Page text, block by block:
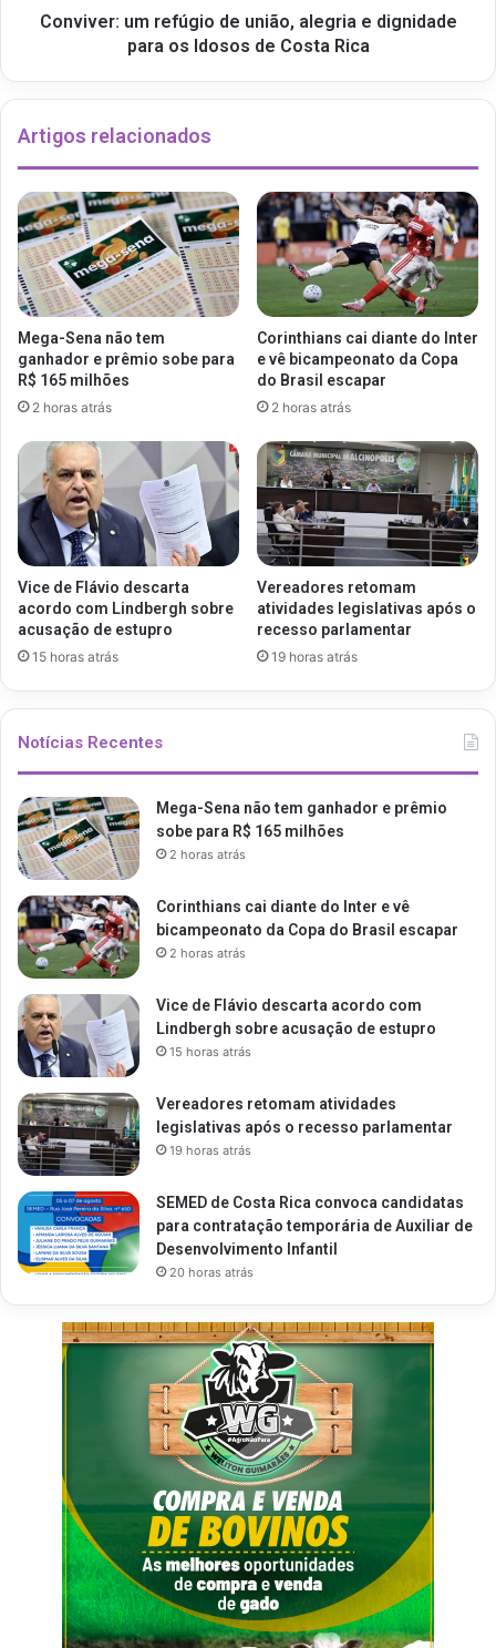
Conviver: um refúgio de união, alegria e dignidade
para os Idosos de Costa Rica
Artigos relacionados
Mega-Sena não tem
ganhador e prêmio sobe para
R$ 165 milhões
2 horas atrás
Corinthians cai diante do Inter
e vê bicampeonato da Copa
do Brasil escapar
2 horas atrás
Vice de Flávio descarta
acordo com Lindbergh sobre
acusação de estupro
15 horas atrás
Vereadores retomam
atividades legislativas após o
recesso parlamentar
19 horas atrás
Notícias Recentes
Mega-Sena não tem ganhador e prêmio
sobe para R$ 165 milhões
2 horas atrás
Corinthians cai diante do Inter e vê
bicampeonato da Copa do Brasil escapar
2 horas atrás
Vice de Flávio descarta acordo com
Lindbergh sobre acusação de estupro
15 horas atrás
Vereadores retomam atividades
legislativas após o recesso parlamentar
19 horas atrás
SEMED de Costa Rica convoca candidatas
para contratação temporária de Auxiliar de
Desenvolvimento Infantil
20 horas atrás